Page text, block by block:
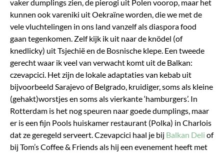
vaker dumplings zien, de pierogi uit Polen voorop, maar het
kunnen ook vareniki uit Oekraïne worden, die we met de
vele vluchtelingen in ons land vanzelf als diaspora food
gaan tegenkomen. Zelf kijk ik uit naar de knödel (of
knedlicky) uit Tsjechië en de Bosnische klepe. Een tweede
gerecht waar ik veel van verwacht komt uit de Balkan:
czevapcici. Het zijn de lokale adaptaties van kebab uit
bijvoorbeeld Sarajevo of Belgrado, kruidiger, soms als kleine
(gehakt)worstjes en soms als vierkante ‘hamburgers’. In
Rotterdam is het nog speuren naar goede dumplings, maar
er is een fijn Pools huiskamer restaurant (Polka) in Charlois
dat ze geregeld serveert. Czevapcici haal je bij Balkan Deli of
bij Tom’s Coffee & Friends als hij een evenement heeft met